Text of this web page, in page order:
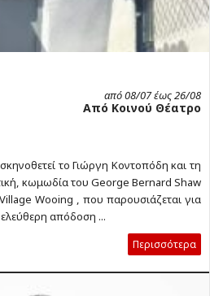
από 08/07 έως 26/08
Από Κοινού Θέατρο
το Γιώργη Κοντοπόδη και τη
κωμωδία του George Bernard Shaw
Village Wooing , που παρουσιάζεται για
απόδοση ...
Περισσότερα